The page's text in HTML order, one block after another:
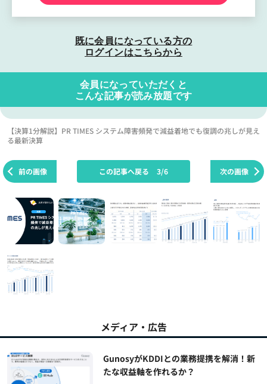
既に会員になっている方の
ログインはこちらから
会員になっていただくと
こんな記事が読み放題です
【決算1分解説】PR TIMES システム障害頻発で減益着地でも復調の兆しが見え
る最新決算
前の画像 次の画像
この記事へ戻る 3/6
メディア・広告
GunosyがKDDIとの業務提携を解消！新
たな収益軸を作れるか？